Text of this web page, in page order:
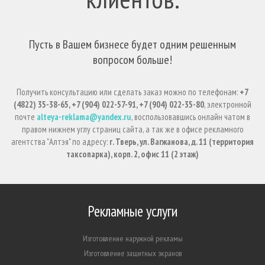
Пусть в Вашем бизнесе будет одним решенным
вопросом больше!
Получить консультацию или сделать заказ можно по телефонам: +7
(4822) 35-38-65, +7 (904) 022-57-91, +7 (904) 022-35-80, электронной
почте alteya-reklama@yandex.ru, воспользовавшись онлайн чатом в
правом нижнем углу страниц сайта, а так же в офисе рекламного
агентства "Алтэя" по адресу: г. Тверь, ул. Вагжанова, д. 11 (территория
таксопарка), корп. 2, офис 11 (2 этаж)
Рекламные услуги
Изготовление наружной рекламы
Изготовление защитных экранов